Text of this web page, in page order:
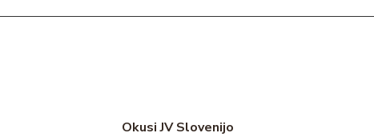
Okusi JV Slovenijo